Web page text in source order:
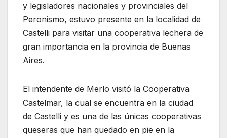
y legisladores nacionales y provinciales del
Peronismo, estuvo presente en la localidad de
Castelli para visitar una cooperativa lechera de
gran importancia en la provincia de Buenas
Aires.
El intendente de Merlo visitó la Cooperativa
Castelmar, la cual se encuentra en la ciudad
de Castelli y es una de las únicas cooperativas
queseras que han quedado en pie en la